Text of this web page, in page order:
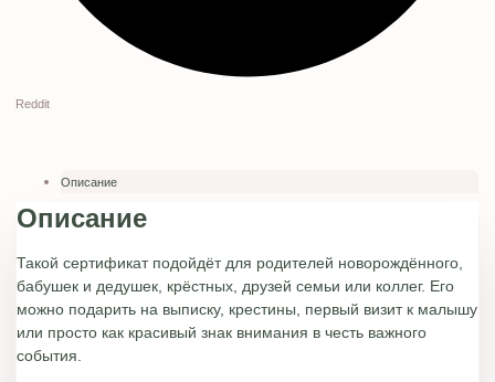
Reddit
Описание
Описание
Такой сертификат подойдёт для родителей новорождённого,
бабушек и дедушек, крёстных, друзей семьи или коллег. Его
можно подарить на выписку, крестины, первый визит к малышу
или просто как красивый знак внимания в честь важного
события.